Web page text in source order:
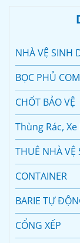
NHÀ VỆ SINH
BỌC PHỦ
CHỐT BẢO VỆ
Thùng Rác, Xe
THUÊ NHÀ
CONTAINER
BARIE TỰ
CỔNG XẾP